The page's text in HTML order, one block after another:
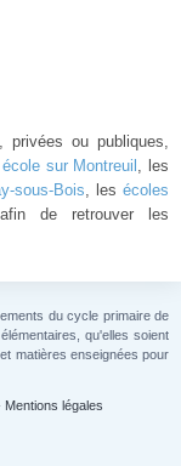
privées ou publiques,
école sur Montreuil , les
sous-Bois, lesécoles
de retrouver les
du cycle primaire de
qu'elles soient
matières enseignées pour
Mentions légales